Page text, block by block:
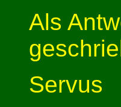
Als
Servus